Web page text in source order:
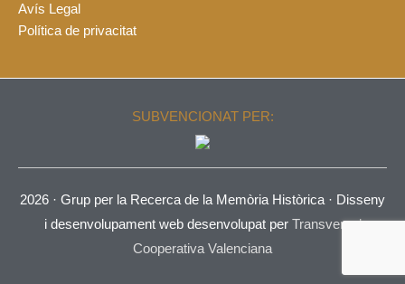
Avís Legal
Política de privacitat
SUBVENCIONAT PER:
2026 · Grup per la Recerca de la Memòria Històrica · Disseny
i desenvolupament web desenvolupat per Transversal
Cooperativa Valenciana